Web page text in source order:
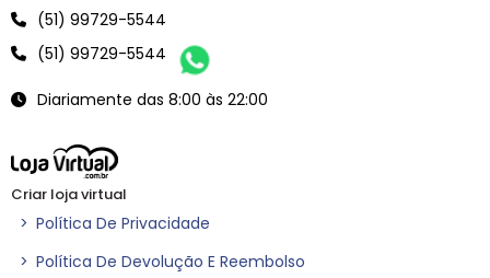
(51) 99729-5544
(51) 99729-5544
Diariamente das 8:00 às 22:00
Criar loja virtual
> Política De Privacidade
> Política De Devolução E Reembolso